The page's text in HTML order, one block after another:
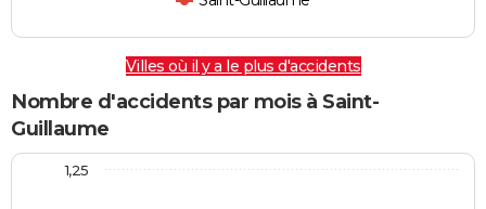
Villes où il y a le plus d'accidents
Nombre d'accidents par mois à Saint-
Guillaume
1,25